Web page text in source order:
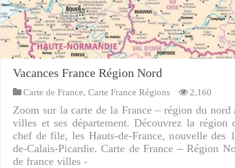
Vacances France Région Nord
Carte de France, Carte France Régions 2,160
Zoom sur la carte de la France – région du
villes et ses département. Découvrez la
chef de file, les Hauts-de-France, nouvelle des
de-Calais-Picardie. Carte de France – Région
de france villes -